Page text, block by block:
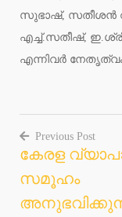
സുഭാഷ്, സതീശന്‍
എച്ച്.സതീഷ്,
എന്നിവര്‍
Post
navigation
Previous Post
കേരള
സമൂഹം